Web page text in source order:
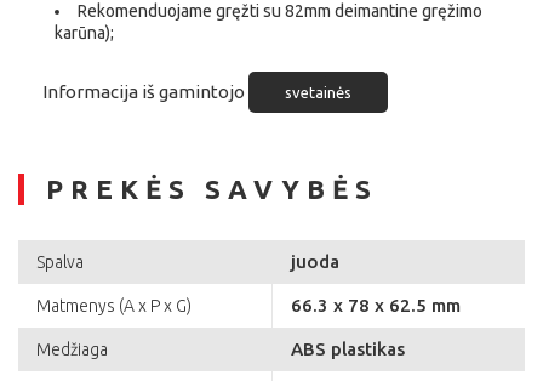
Rekomenduojame gręžti su 82mm deimantine gręžimo
karūna);
Informacija iš gamintojo svetainės
PREKĖS SAVYBĖS
Spalva juoda
Matmenys (A x P x G) 66.3 x 78 x 62.5 mm
Medžiaga ABS plastikas